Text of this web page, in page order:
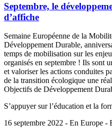
Septembre, le
d’affiche
Semaine Européenne de la
Développement Durable,
temps de mobilisation sur les
organisés en septembre ! Ils sont
et valoriser les actions conduites
de la transition écologique une
Objectifs de Développement
S’appuyer sur l’éducation et la
16 septembre 2022 - En Europe -